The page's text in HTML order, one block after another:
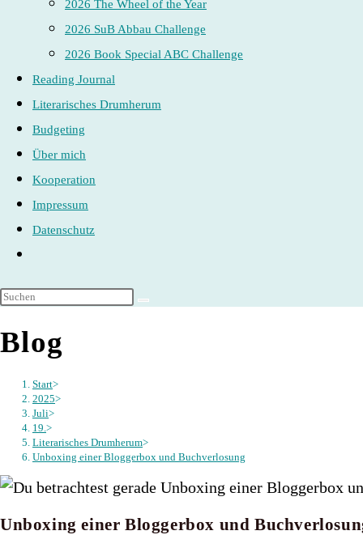
2026 The Wheel of the Year
2026 SuB Abbau Challenge
2026 Book Special ABC Challenge
Reading Journal
Literarisches Drumherum
Budgeting
Über mich
Kooperation
Impressum
Datenschutz
umschalten
Blog
Start>
2025>
Juli>
19. >
Literarisches Drumherum>
Unboxing einer Bloggerbox und Buchverlosung
Unboxing einer Bloggerbox und